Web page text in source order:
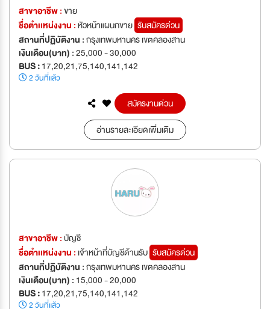
สาขาอาชีพ :ขาย
ชื่อตำเเหน่งงาน :หัวหน้าแผนกขาย รับสมัครด่วน
สถานที่ปฏิบัติงาน :กรุงเทพมหานคร เขตคลองสาน
เงินเดือน(บาท) :25,000 - 30,000
BUS :17,20,21,75,140,141,142
2 วันที่แล้ว
สมัครงานด่วน
อ่านรายละเอียดเพิ่มเติม
สาขาอาชีพ :บัญชี
ชื่อตำเเหน่งงาน : เจ้าหน้าที่บัญชีด้านรับ รับสมัครด่วน
สถานที่ปฏิบัติงาน :กรุงเทพมหานคร เขตคลองสาน
เงินเดือน(บาท) : 15,000 - 20,000
BUS :17,20,21,75,140,141,142
2 วันที่แล้ว